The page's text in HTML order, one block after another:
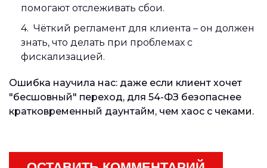
помогают отслеживать сбои.
Чёткий регламент для клиента – он должен
знать, что делать при проблемах с
фискализацией.
Ошибка научила нас: даже если клиент хочет
"бесшовный" переход, для 54-ФЗ безопаснее
кратковременный даунтайм, чем хаос с чеками.